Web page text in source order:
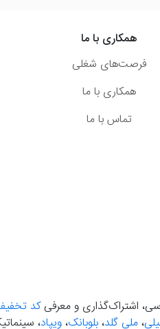
همکاری با ما
فرصت‌های شغلی
همکاری با ما
تماس با ما
اشتراک‌گذاری و معرفیکد
، ملی گلد، بلوبانک، ویپاد،